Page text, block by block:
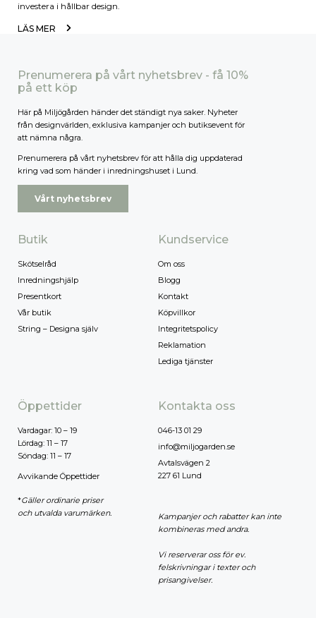
investera i hållbar design.
LÄS MER
Prenumerera på vårt nyhetsbrev - få 10%
på ett köp
Här på Miljögården händer det ständigt nya saker. Nyheter
från designvärlden, exklusiva kampanjer och butiksevent för
att nämna några.
Prenumerera på vårt nyhetsbrev för att hålla dig uppdaterad
kring vad som händer i inredningshuset i Lund.
Vårt nyhetsbrev
Butik
Skötselråd
Inredningshjälp
Presentkort
Vår butik
String – Designa själv
Kundservice
Om oss
Blogg
Kontakt
Köpvillkor
Integritetspolicy
Reklamation
Lediga tjänster
Öppettider
Vardagar: 10 – 19
Lördag: 11 – 17
Söndag: 11 – 17
Avvikande Öppettider
*Gäller ordinarie priser
och utvalda varumärken.
Kontakta oss
046-13 01 29
info@miljogarden.se
Avtalsvägen 2
227 61 Lund
Kampanjer och rabatter kan inte
kombineras med andra.
Vi reserverar oss för ev.
felskrivningar i texter och
prisangivelser.